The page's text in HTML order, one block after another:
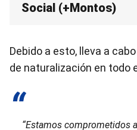
Social (+Montos)
Debido a esto, lleva a
de naturalización en todo
“Estamos comprometidos